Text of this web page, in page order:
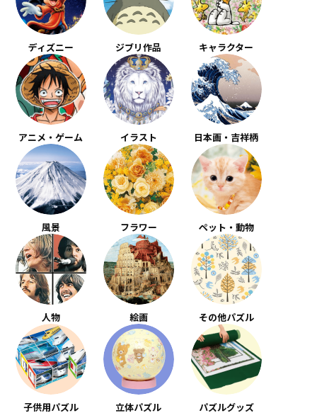
ディズニー ジブリ作品 キャラクター
アニメ・ゲーム イラスト 日本画・吉祥柄
風景 フラワー ペット・動物
人物 絵画 その他パズル
子供用パズル 立体パズル パズルグッズ